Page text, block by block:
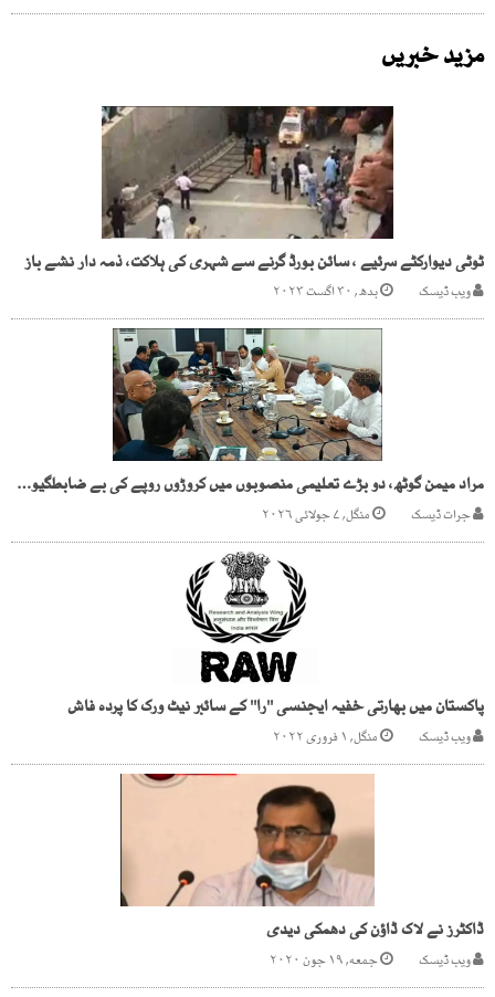
مزید خبریں
ٹوٹی دیوارکٹے سرئیے ، سائن بورڈ گرنے سے شہری کی ہلاکت، ذمہ دار نشے باز
ویب ڈیسک بدھ, ۳۰ اگست ۲۰۲۳
مراد میمن گوٹھ، دو بڑے تعلیمی منصوبوں میں کروڑوں روپے کی بے ضابطگیوں کا انکشاف
جرات ڈیسک منگل, ۷ جولائی ۲۰۲۶
پاکستان میں بھارتی خفیہ ایجنسی ''را'' کے سائبر نیٹ ورک کا پردہ فاش
ویب ڈیسک منگل, ۱ فروری ۲۰۲۲
ڈاکٹرز نے لاک ڈاؤن کی دھمکی دیدی
ویب ڈیسک جمعه, ۱۹ جون ۲۰۲۰